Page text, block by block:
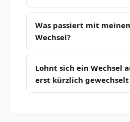
Was passiert mit
Wechsel?
Lohnt sich ein Wechsel
erst kürzlich gewechselt